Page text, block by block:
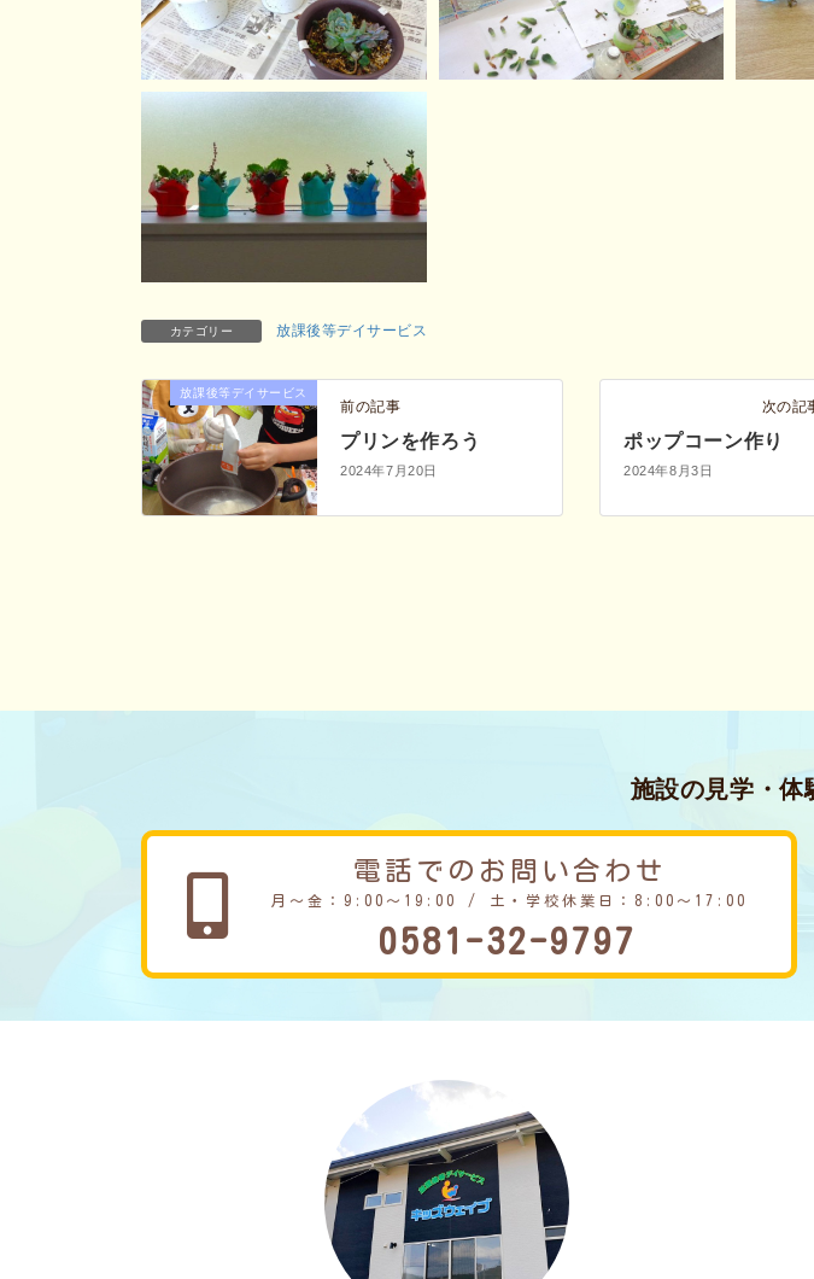
カテゴリー 放課後等デイサービス
放課後等デイサービス
前の記事
プリンを作ろう
2024年7月20日
次の記
ポップコーン作り
2024年8月3日
施設の見学・体
電話でのお問い合わせ
月～金：9:00～19:00 / 土・学校休業日：8:00～17:00
0581-32-9797